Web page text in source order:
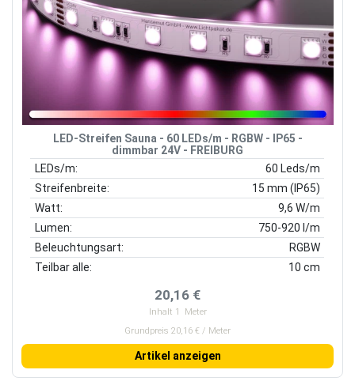
LED-Streifen Sauna - 60 LEDs/m - RGBW - IP65 -
dimmbar 24V - FREIBURG
LEDs/m:
60 Leds/m
Streifenbreite:
15 mm (IP65)
Watt:
9,6 W/m
Lumen:
750-920 l/m
Beleuchtungsart:
RGBW
Teilbar alle:
10 cm
20,16 €
Inhalt 1
Meter
Grundpreis 20,16 € / Meter
Artikel anzeigen